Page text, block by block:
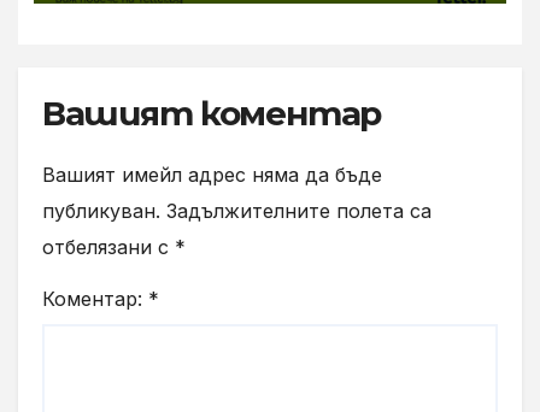
Вашият коментар
Вашият имейл адрес няма да бъде
публикуван. Задължителните полета са
отбелязани с *
Коментар: *